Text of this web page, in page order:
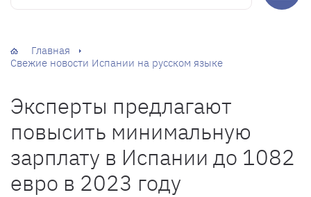
Главная
Свежие новости Испании на русском языке
Эксперты предлагают
повысить минимальную
зарплату в Испании до 1082
евро в 2023 году